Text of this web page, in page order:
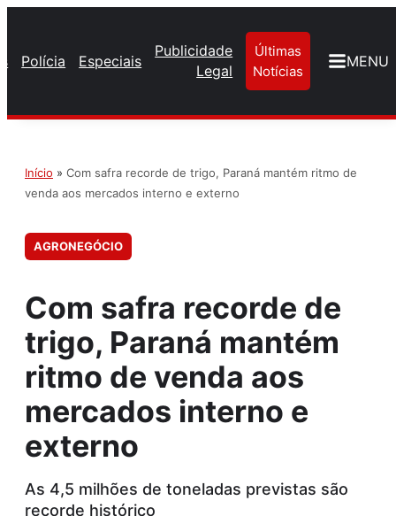
Polícia Especiais
Publicidade
Legal
Últimas
Notícias
MENU
Início » Com safra recorde de trigo, Paraná mantém ritmo de
venda aos mercados interno e externo
AGRONEGÓCIO
Com safra recorde de
trigo, Paraná mantém
ritmo de venda aos
mercados interno e
externo
As 4,5 milhões de toneladas previstas são
recorde histórico